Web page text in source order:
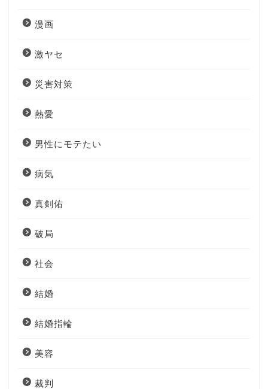
漫画
激ヤセ
災害対策
熱愛
男性にモテたい
病気
真剣佑
破局
社会
結婚
結婚指輪
美容
裁判